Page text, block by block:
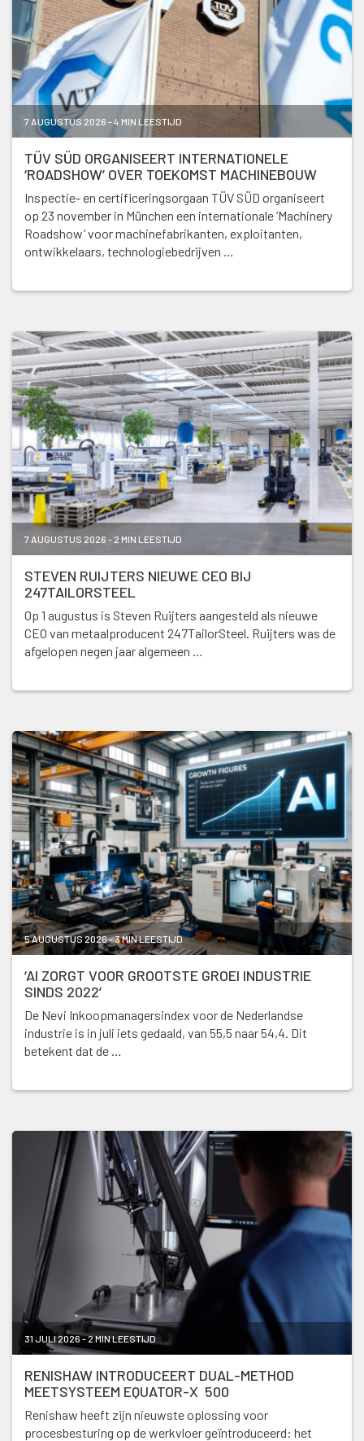
7 AUGUSTUS 2026 - 4 MIN LEESTIJD
TÜV SÜD ORGANISEERT INTERNATIONELE
‘ROADSHOW’ OVER TOEKOMST MACHINEBOUW
Inspectie- en certificeringsorgaan TÜV SÜD organiseert
op 23 november in München een internationale ‘Machinery
Roadshow’ voor machinefabrikanten, exploitanten,
ontwikkelaars, technologiebedrijven …
7 AUGUSTUS 2026 - 2 MIN LEESTIJD
STEVEN RUIJTERS NIEUWE CEO BIJ
247TAILORSTEEL
Op 1 augustus is Steven Ruijters aangesteld als nieuwe
CEO van metaalproducent 247TailorSteel. Ruijters was de
afgelopen negen jaar algemeen …
5 AUGUSTUS 2026 - 3 MIN LEESTIJD
‘AI ZORGT VOOR GROOTSTE GROEI INDUSTRIE
SINDS 2022’
De Nevi Inkoopmanagersindex voor de Nederlandse
industrie is in juli iets gedaald, van 55,5 naar 54,4. Dit
betekent dat de …
31 JULI 2026 - 2 MIN LEESTIJD
RENISHAW INTRODUCEERT DUAL-METHOD
MEETSYSTEEM EQUATOR-X 500
Renishaw heeft zijn nieuwste oplossing voor
procesbesturing op de werkvloer geïntroduceerd: het